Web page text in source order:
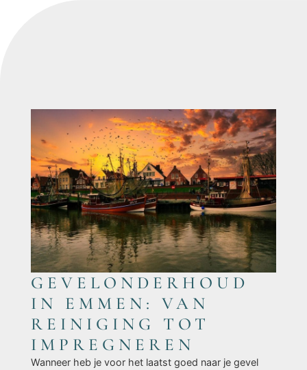
GEVELONDERHOUD
IN EMMEN: VAN
REINIGING TOT
IMPREGNEREN
Wanneer heb je voor het laatst goed naar je gevel